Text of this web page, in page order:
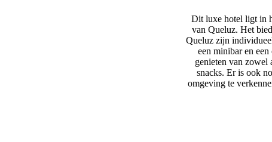
Dit luxe hotel ligt in
van Queluz. Het
Queluz zijn
een minibar en
genieten van zowel
snacks. Er is ook
omgeving te